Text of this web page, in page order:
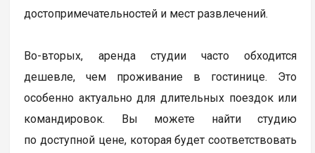
достопримечательностей и мест развлечений.
Во-вторых, аренда студии часто обходится
дешевле, чем проживание в гостинице. Это
особенно актуально для длительных поездок или
командировок. Вы можете найти студию
по доступной цене, которая будет соответствовать